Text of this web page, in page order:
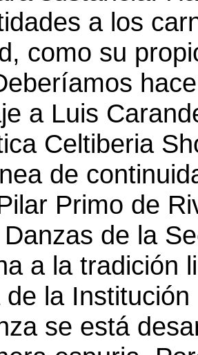
a los
como su
a Luis
Celtiberia
de
Primo de
de la
a la tradición
de la Institución
se está